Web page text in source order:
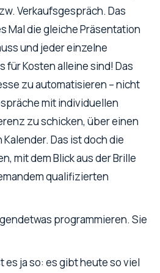
Verkaufsgespräch. Das
Mal die gleiche Präsentation
und jeder einzelne
für Kosten alleine sind! Das
zu automatisieren – nicht
mit individuellen
zu schicken, über einen
Das ist doch die
mit dem Blick aus der Brille
qualifizierten
programmieren. Sie
es ja so: es gibt heute so viel